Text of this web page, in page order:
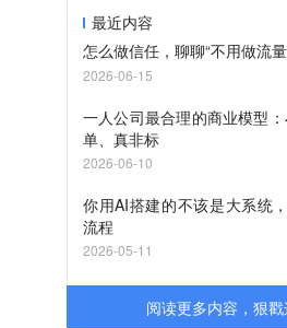
最近内容
怎么做信任，聊聊“不用做流
2026-06-15
一人公司最合理的商业模型
单、真非标
2026-06-10
你用AI搭建的不该是大系统
流程
2026-05-11
阅读更多内容，狠戳